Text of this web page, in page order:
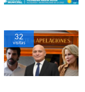
32
visitas